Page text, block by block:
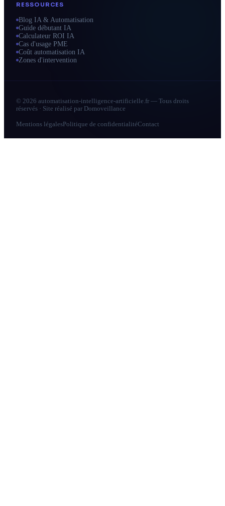
RESSOURCES
Blog IA & Automatisation
Guide débutant IA
Calculateur ROI IA
Cas d'usage PME
Coût automatisation IA
Zones d'intervention
© 2026 automatisation-intelligence-artificielle.fr — Tous droits
réservés · Site réalisé par Domoveillance
Mentions légalesPolitique de confidentialitéContact